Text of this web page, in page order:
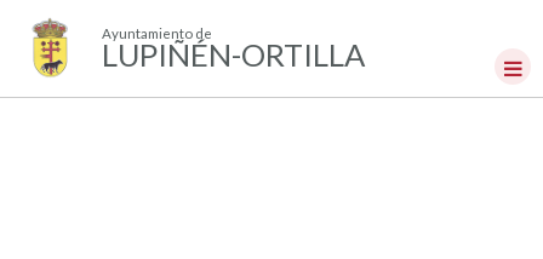
Ayuntamiento de
LUPIÑÉN-ORTILLA